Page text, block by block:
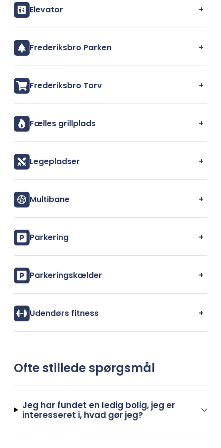
Elevator +
Frederiksbro Parken +
Frederiksbro Torv +
Fælles grillplads +
Legepladser +
Multibane +
Parkering +
Parkeringskælder +
Udendørs fitness +
Ofte stillede spørgsmål
Jeg har fundet en ledig bolig, jeg er
interesseret i, hvad gør jeg?